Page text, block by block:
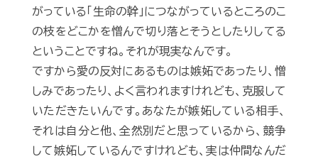
がっている「生命の幹」につながっているところのこ
の枝をどこかを憎んで切り落とそうとしたりしてる
ということですね。それが現実なんです。
ですから愛の反対にあるものは嫉妬であったり、憎
しみであったり、よく言われますけれども、克服して
いただきたいんです。あなたが嫉妬している相手、
それは自分と他、全然別だと思っているから、競争
して嫉妬しているんですけれども、実は仲間なんだ